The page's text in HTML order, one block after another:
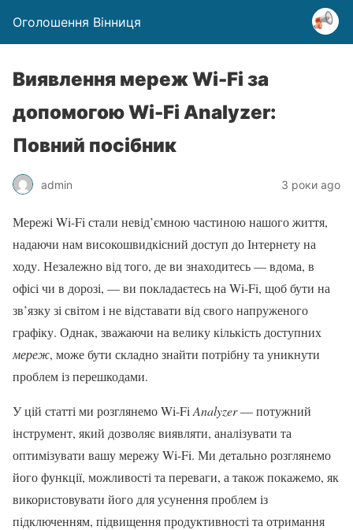
Оголошення Вінниця
Виявлення мереж Wi-Fi за
допомогою Wi-Fi Analyzer:
Повний посібник
admin 3 роки ago
Мережі Wi-Fi стали невід’ємною частиною нашого життя,
надаючи нам високошвидкісний доступ до Інтернету на
ходу. Незалежно від того, де ви знаходитесь — вдома, в
офісі чи в дорозі, — ви покладаєтесь на Wi-Fi, щоб бути на
зв’язку зі світом і не відставати від свого напруженого
графіку. Однак, зважаючи на велику кількість доступних
мереж, може бути складно знайти потрібну та уникнути
проблем із перешкодами.
У цій статті ми розглянемо Wi-Fi Analyzer— потужний
інструмент, який дозволяє виявляти, аналізувати та
оптимізувати вашу мережу Wi-Fi. Ми детально розглянемо
його функції, можливості та переваги, а також покажемо, як
використовувати його для усунення проблем із
підключенням, підвищення продуктивності та отримання